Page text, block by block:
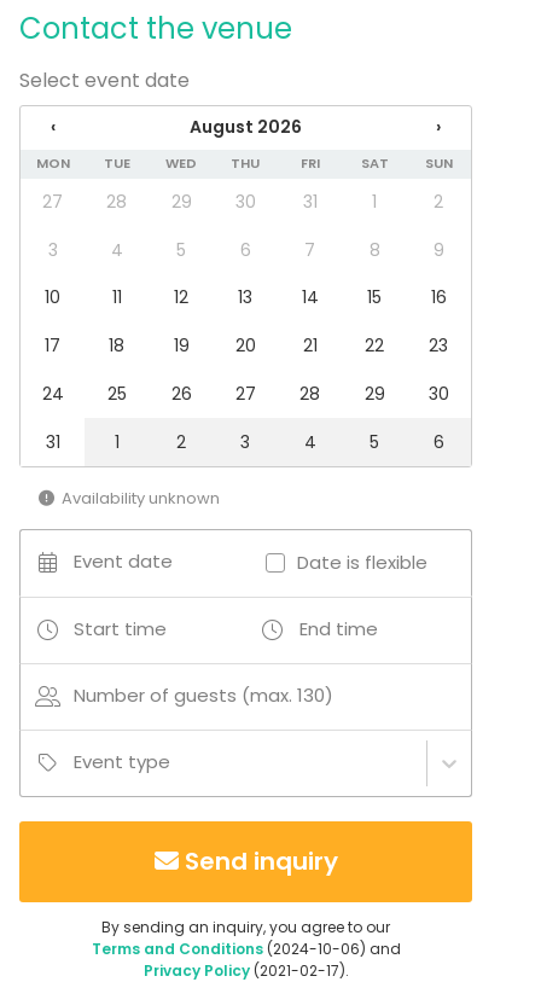
Tarjoiluhenkilökunta hoiti homman tosi
taustalla, eli palvelu pelasi mut saatiin keskittyä
kokoukseen rauhassa. Aamun kahvitus maistui kaikille
ja pääruoat oli oikeesti superhyviä, just semmosia ku
odotettiin.​
laitteet lähti heti pyörimään eikä säätöön mennyt
aikaa yhtään, vaikka porukkaa oli reilusti. Päästiin
Contact the venue
Select event date
‹ August 2026 ›
MON TUE WED THU FRI SAT SUN
27 28 29 30 31 1
2
3
4 5 6 7 8
9
10
11 12 13 14 15
16
17
18 19 20 21 22
23
24
25 26 27 28 29
30
31
1 2 3 4 5 6
Availability unknown
Event date Date is flexible
Start time End time
Number of guests (max. 130)
Event type
Send inquiry
By sending an inquiry, you agree to our
Terms and Conditions(2024-10-06) and
Privacy Policy(2021-02-17).